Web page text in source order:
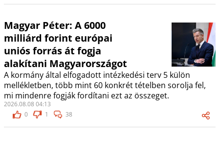
Magyar Péter: A 6000
milliárd forint európai
uniós forrás át fogja
alakítani Magyarországot
A kormány által elfogadott intézkedési terv 5 külön
mellékletben, több mint 60 konkrét tételben sorolja fel,
mi mindenre fogják fordítani ezt az összeget.
2026.08.08 04:13
0
1 38